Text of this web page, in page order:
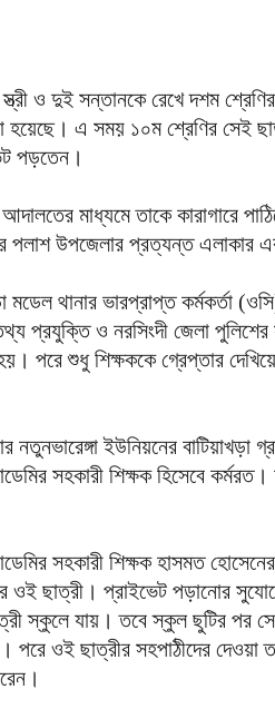
ও দুই সন্তানকে রেখে দশম
হয়েছে। এ সময় ১০ম শ্রেণির সেই
পড়তেন।
মাধ্যমে তাকে কারাগারে
পলাশ উপজেলার প্রত্যন্ত এলাকার
মডেল থানার ভারপ্রাপ্ত কর্মকর্তা
প্রযুক্তি ও নরসিংদী জেলা
পরে শুধু শিক্ষককে গ্রেপ্তার
ইউনিয়নের বাটিয়াখড়া
সহকারী শিক্ষক হিসেবে
সহকারী শিক্ষক হাসমত
ওই ছাত্রী। প্রাইভেট পড়ানোর
স্কুলে যায়। তবে স্কুল ছুটির পর
পরে ওই ছাত্রীর সহপাঠীদের দেওয়া